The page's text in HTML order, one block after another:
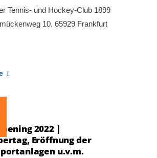
Tennis- und Hockey-Club 1899
10, 65929 Frankfurt
2022 |
Eröffnung der
u.v.m.